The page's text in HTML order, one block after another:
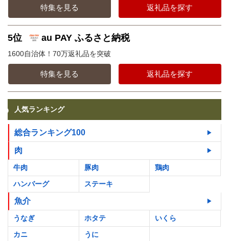
特集を見る 返礼品を探す
5位 au PAY ふるさと納税
1600自治体！70万返礼品を突破
特集を見る 返礼品を探す
人気ランキング
総合ランキング100
肉
牛肉 豚肉
鶏肉
ハンバーグ
ステーキ
魚介
うなぎ ホタテ
いくら
カニ
うに